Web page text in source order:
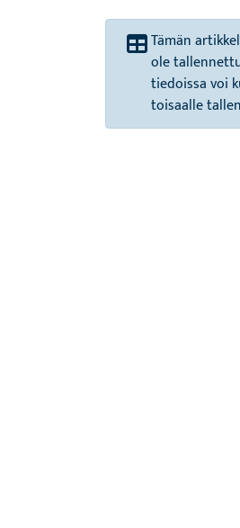
Tämän
ole
tiedoissa voi
toisaalle